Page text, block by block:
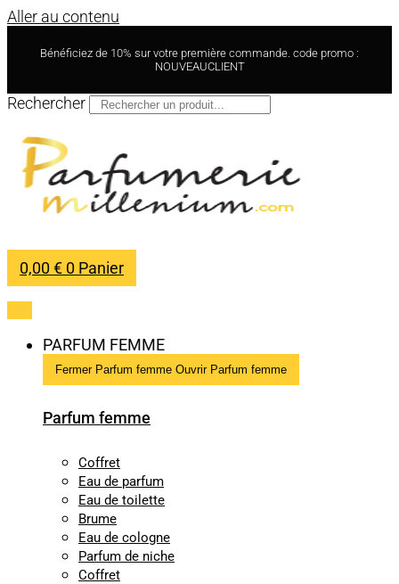
Aller au contenu
Bénéficiez de 10% sur votre première commande. code promo :
NOUVEAUCLIENT
Rechercher
0,00€ 0 Panier
PARFUM FEMME
Fermer Parfum femme Ouvrir Parfum femme
Parfum femme
Coffret
Eau de parfum
Eau de toilette
Brume
Eau de cologne
Parfum de niche
Coffret